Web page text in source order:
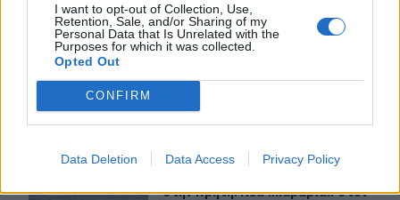
I want to opt-out of Collection, Use,
Retention, Sale, and/or Sharing of my
Personal Data that Is Unrelated with the
Purposes for which it was collected.
Opted Out
CONFIRM
Data Deletion Data Access Privacy Policy
Χανιά: ΕΔΕ για την υπόθεση της 75χρονης που βρέθηκε
ΚΡΗΤΗ 23:07
75χρονης που βρέθηκε νεκρή σε
Αδιάκοπες οι ροές μεταναστών στην Κρήτη: Νέα
ΚΡΗΤΗ 21:26
στην Κρήτη: Νέα «καραβιά» στον